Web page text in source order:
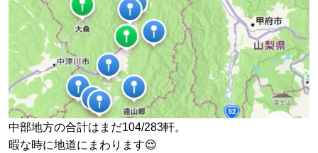
中部地方の合計はまだ104/283軒。
暇な時に地道にまわります😌